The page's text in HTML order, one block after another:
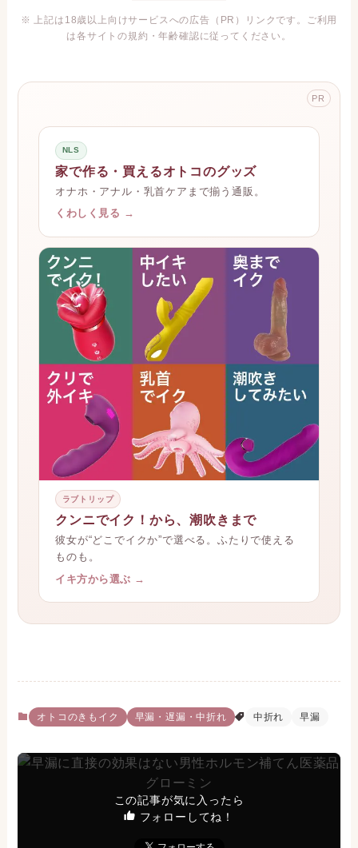
※ 上記は18歳以上向けサービスへの広告（PR）リンクです。ご利用
は各サイトの規約・年齢確認に従ってください。
PR
NLS
家で作る・買えるオトコのグッズ
オナホ・アナル・乳首ケアまで揃う通販。
くわしく見る →
ラブトリップ
クンニでイク！から、潮吹きまで
彼女が“どこでイクか”で選べる。ふたりで使える
ものも。
イキ方から選ぶ →
オトコのきもイク 早漏・遅漏・中折れ 中折れ 早漏
この記事が気に入ったら
フォローしてね！